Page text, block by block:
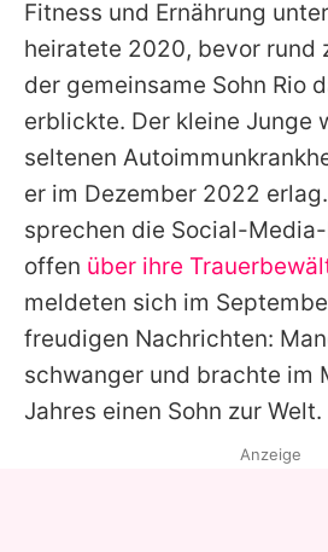
Fitness und Ernährung
heiratete 2020, bevor rund
der gemeinsame Sohn Rio
erblickte. Der kleine Junge
seltenen
er im Dezember 2022
sprechen die Social-
offen über ihre
meldeten sich im
freudigen Nachrichten:
schwanger und brachte im
Jahres einen Sohn zur Welt.
Anzeige